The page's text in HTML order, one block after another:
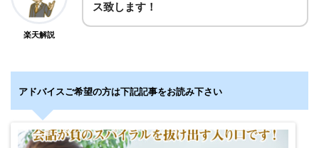
楽天解説
ス致します！
アドバイスご希望の方は下記記事をお読み下さい